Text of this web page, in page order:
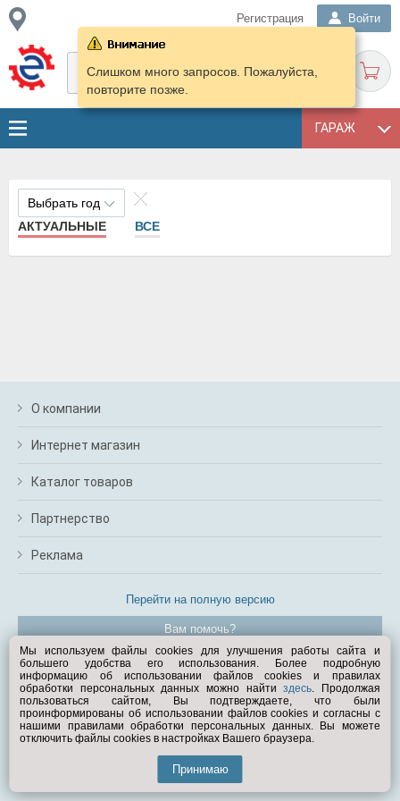
Регистрация Войти
ГАРАЖ
Слишком много запросов. Пожалуйста,
повторите позже.
Выбрать год
АКТУАЛЬНЫЕ
ВСЕ
О компании
Интернет магазин
Каталог товаров
Партнерство
Реклама
Перейти на полную версию
Вам помочь?
© Exist.ru 1998—2026
Мы используем файлы cookies для улучшения работы сайта и
большего удобства его использования. Более подробную
информацию об использовании файлов cookies и правилах
обработки персональных данных можно найтиздесь. Продолжая
пользоваться сайтом, Вы подтверждаете, что были
проинформированы об использовании файлов cookies и согласны с
нашими правилами обработки персональных данных. Вы можете
отключить файлы cookies в настройках Вашего браузера.
Принимаю